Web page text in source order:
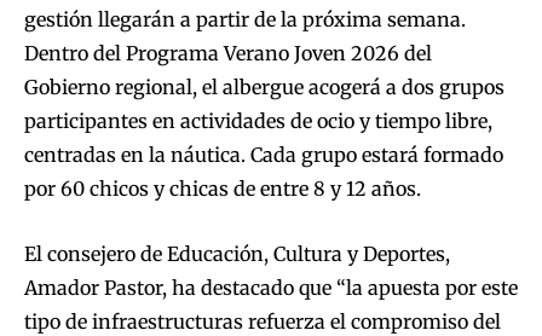
gestión llegarán a partir de la próxima semana.
Dentro del Programa Verano Joven 2026 del
Gobierno regional, el albergue acogerá a dos grupos
participantes en actividades de ocio y tiempo libre,
centradas en la náutica. Cada grupo estará formado
por 60 chicos y chicas de entre 8 y 12 años.
El consejero de Educación, Cultura y Deportes,
Amador Pastor, ha destacado que “la apuesta por este
tipo de infraestructuras refuerza el compromiso del